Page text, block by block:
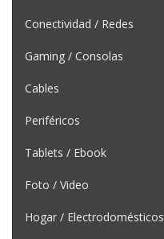
Conectividad / Redes
Gaming / Consolas
Cables
Periféricos
Tablets / Ebook
Foto / Video
Hogar / Electrodomésticos